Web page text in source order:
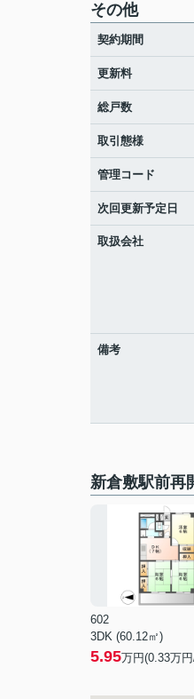
その他
契約期間
更新料
総戸数
取引態様
管理コード
次回更新予定日
取扱会社
備考
新倉敷駅前再
602
3DK (60.12㎡)
5.95万円(0.33万